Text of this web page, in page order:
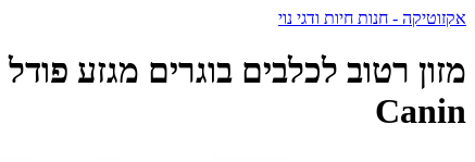
אקזוטיקה - חנות חיות ודגי נוי
Canin